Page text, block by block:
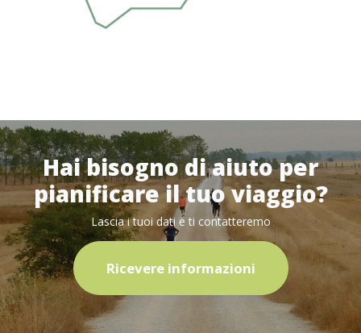
Hai bisogno di aiuto per
pianificare il tuo viaggio?
Lascia i tuoi dati e ti contatteremo
Ricevere informazioni